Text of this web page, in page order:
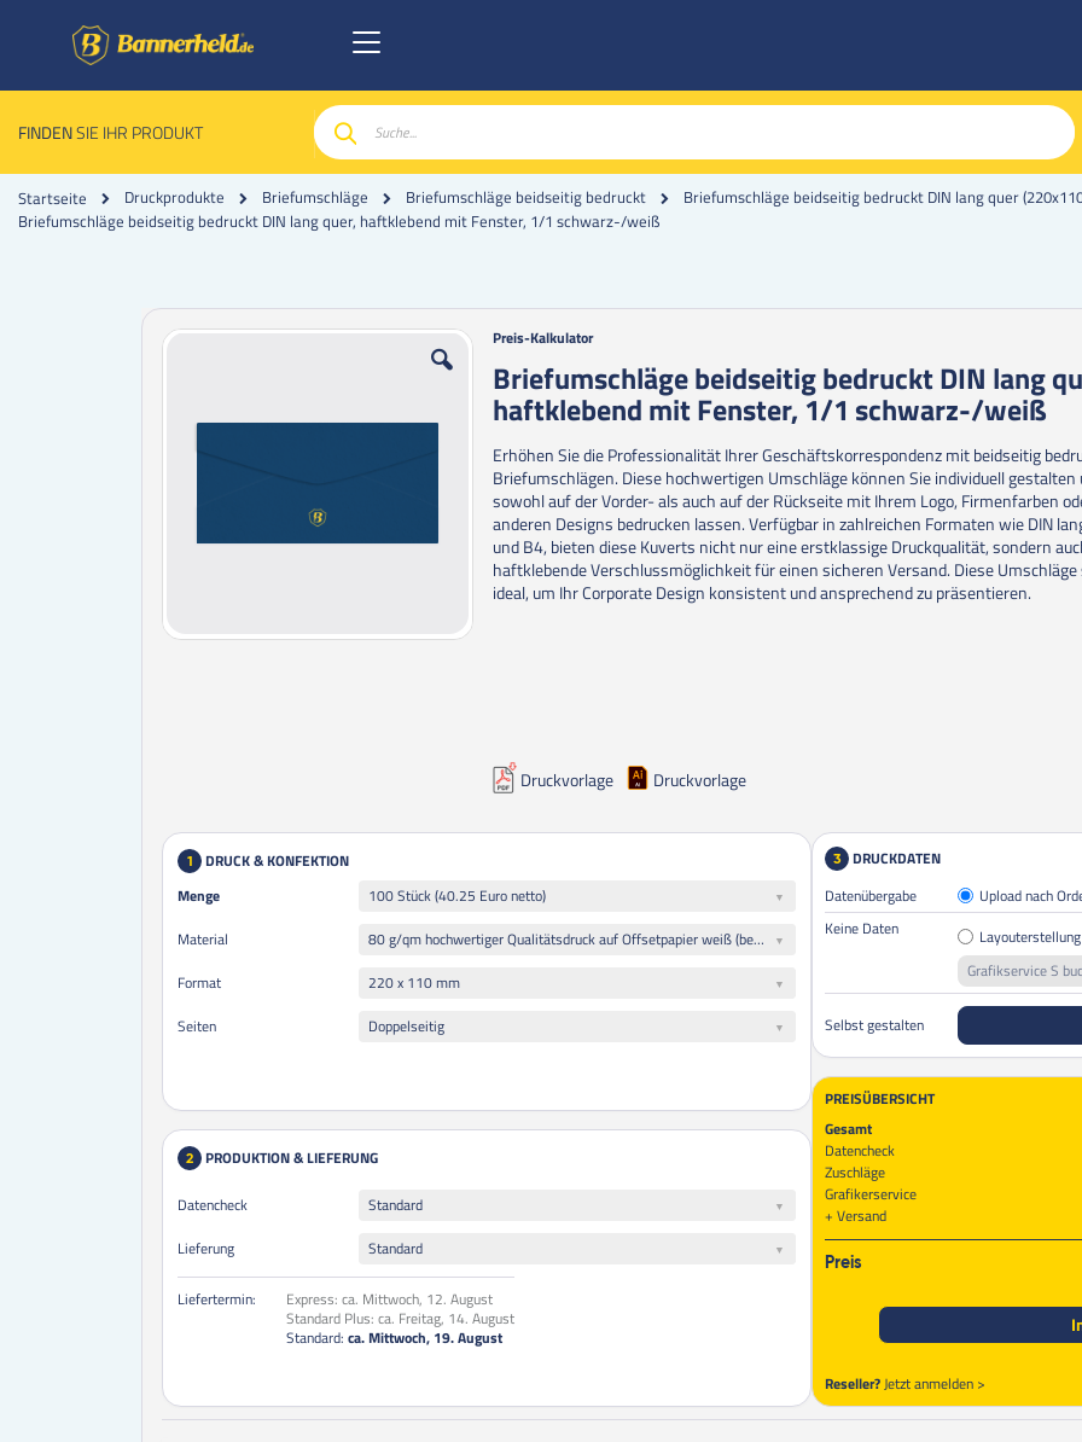
FINDENSIE IHR PRODUKT
Suche
Startseite Druckprodukte Briefumschläge Briefumschläge beidseitig bedruckt
Briefumschläge beidseitig bedruckt DIN lang quer
Briefumschläge beidseitig bedruckt DIN lang quer, haftklebend mit Fenster, 1/1 schwarz-/weiß
Zum
springen
Zum
der
Bildgalerie
springen
Preis-Kalkulator
Briefumschläge beidseitig bedruckt DIN lang
haftklebend mit Fenster, 1/1 schwarz-/weiß
Erhöhen Sie die Professionalität Ihrer Geschäftskorrespondenz mit beidseitig
Briefumschlägen. Diese hochwertigen Umschläge können Sie individuell gestalten
sowohl auf der Vorder- als auch auf der Rückseite mit Ihrem Logo, Firmenfarben
anderen Designs bedrucken lassen. Verfügbar in zahlreichen Formaten wie DIN
und B4, bieten diese Kuverts nicht nur eine erstklassige Druckqualität, sondern
haftklebende Verschlussmöglichkeit für einen sicheren Versand. Diese Umschläge
ideal, um Ihr Corporate Design konsistent und ansprechend zu präsentieren.
Druckvorlage Druckvorlage
1
DRUCK & KONFEKTION
Menge
100 Stück (40.25 Euro netto)
Menge
Material
80 g/qm hochwertiger Qualitätsdruck auf Offsetpapier weiß (beschreibbar, Inkjet- und Laserdruck geeignet)
Format
220 x 110 mm
Seiten
Doppelseitig
2 PRODUKTION & LIEFERUNG
Datencheck
Standard
Lieferung
Standard
Liefertermin: Express: ca. Mittwoch, 12. August
Standard Plus: ca. Freitag, 14. August
Standard: ca. Mittwoch, 19. August
3
DRUCKDATEN
Datenübergabe
Upload nach
Keine Daten
Layouterstellung
Grafikservice S
Selbst gestalten
PREISÜBERSICHT
Gesamt
Datencheck
Zuschläge
Grafikerservice
Versand
Preis
Reseller?Jetzt anmelden >